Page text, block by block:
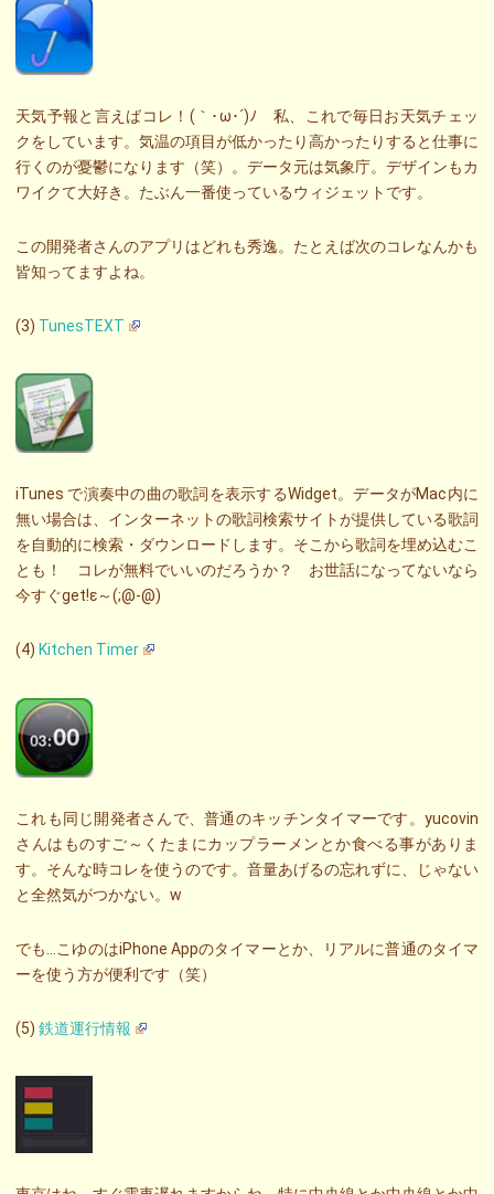
天気予報と言えばコレ！(｀･ω･´)ﾉ 私、これで毎日お天気チェッ
クをしています。気温の項目が低かったり高かったりすると仕事に
行くのが憂鬱になります（笑）。データ元は気象庁。デザインもカ
ワイクて大好き。たぶん一番使っているウィジェットです。
この開発者さんのアプリはどれも秀逸。たとえば次のコレなんかも
皆知ってますよね。
(3) TunesTEXT
iTunes で演奏中の曲の歌詞を表示するWidget。データがMac内に
無い場合は、インターネットの歌詞検索サイトが提供している歌詞
を自動的に検索・ダウンロードします。そこから歌詞を埋め込むこ
とも！ コレが無料でいいのだろうか？ お世話になってないなら
今すぐget!ε～(;@-@)
(4) Kitchen Timer
これも同じ開発者さんで、普通のキッチンタイマーです。yucovin
さんはものすご～くたまにカップラーメンとか食べる事がありま
す。そんな時コレを使うのです。音量あげるの忘れずに、じゃない
と全然気がつかない。w
でも…こゆのはiPhone Appのタイマーとか、リアルに普通のタイマ
ーを使う方が便利です（笑）
(5) 鉄道運行情報